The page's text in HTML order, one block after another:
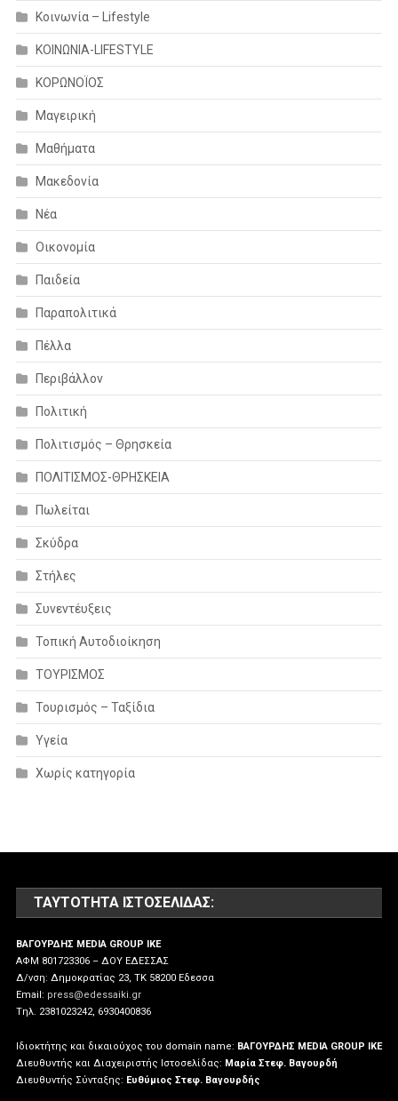
Κοινωνία – Lifestyle
ΚΟΙΝΩΝΙΑ-LIFESTYLE
ΚΟΡΩΝΟΪΟΣ
Μαγειρική
Μαθήματα
Μακεδονία
Νέα
Οικονομία
Παιδεία
Παραπολιτικά
Πέλλα
Περιβάλλον
Πολιτική
Πολιτισμός – Θρησκεία
ΠΟΛΙΤΙΣΜΟΣ-ΘΡΗΣΚΕΙΑ
Πωλείται
Σκύδρα
Στήλες
Συνεντέυξεις
Τοπική Αυτοδιοίκηση
ΤΟΥΡΙΣΜΟΣ
Τουρισμός – Ταξίδια
Υγεία
Χωρίς κατηγορία
ΤΑΥΤΌΤΗΤΑ ΙΣΤΟΣΕΛΊΔΑΣ:
ΒΑΓΟΥΡΔΗΣ MEDIA GROUP IKE
ΑΦΜ 801723306 – ΔΟΥ ΕΔΕΣΣΑΣ
Δ/νση: Δημοκρατίας 23, ΤΚ 58200 Εδεσσα
Email: press@edessaiki.gr
Tηλ. 2381023242, 6930400836
Ιδιοκτήτης και δικαιούχος του domain name: ΒΑΓΟΥΡΔΗΣ MEDIA GROUP IKE
Διευθυντής και Διαχειριστής Ιστοσελίδας: Μαρία Στεφ. Βαγουρδή
Διευθυντής Σύνταξης: Ευθύμιος Στεφ. Βαγουρδής